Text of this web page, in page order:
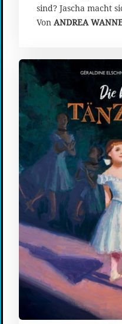
sind? Jascha macht
Von ANDREA